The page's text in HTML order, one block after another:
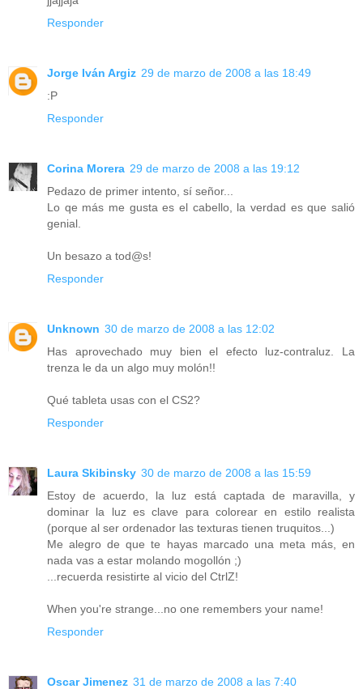
Responder
Jorge Iván Argiz 29 de marzo de 2008 a las 18:49
:P
Responder
Corina Morera 29 de marzo de 2008 a las 19:12
Pedazo de primer intento, sí señor...
Lo qe más me gusta es el cabello, la verdad es que salió
genial.
Un besazo a tod@s!
Responder
Unknown 30 de marzo de 2008 a las 12:02
Has aprovechado muy bien el efecto luz-contraluz. La
trenza le da un algo muy molón!!
Qué tableta usas con el CS2?
Responder
Laura Skibinsky 30 de marzo de 2008 a las 15:59
Estoy de acuerdo, la luz está captada de maravilla, y
dominar la luz es clave para colorear en estilo realista
(porque al ser ordenador las texturas tienen truquitos...)
Me alegro de que te hayas marcado una meta más, en
nada vas a estar molando mogollón ;)
...recuerda resistirte al vicio del CtrlZ!
When you're strange...no one remembers your name!
Responder
Oscar Jimenez 31 de marzo de 2008 a las 7:40